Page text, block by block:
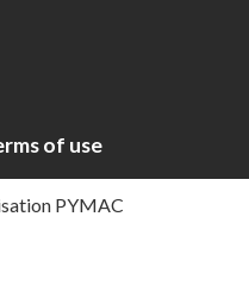
of use
PYMAC